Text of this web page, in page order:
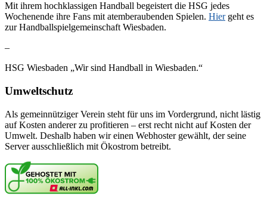
Mit ihrem hochklassigen Handball begeistert die HSG jedes
Wochenende ihre Fans mit atemberaubenden Spielen. Hiergeht es
zur Handballspielgemeinschaft Wiesbaden.
–
HSG Wiesbaden „Wir sind Handball in Wiesbaden.“
Umweltschutz
Als gemeinnütziger Verein steht für uns im Vordergrund, nicht lästig
auf Kosten anderer zu profitieren – erst recht nicht auf Kosten der
Umwelt. Deshalb haben wir einen Webhoster gewählt, der seine
Server ausschließlich mit Ökostrom betreibt.